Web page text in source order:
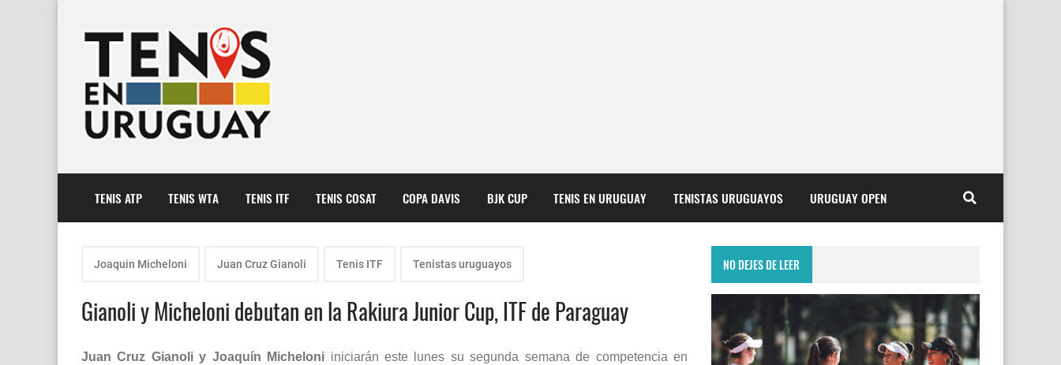
TENIS ATP TENIS WTA TENIS ITF TENIS COSAT COPA DAVIS BJK CUP TENIS EN URUGUAY TENISTAS URUGUAYOS URUGUAY OPEN
Joaquin Micheloni Juan Cruz Gianoli Tenis ITF Tenistas uruguayos
Gianoli y Micheloni debutan en la Rakiura Junior Cup, ITF de Paraguay
Juan Cruz Gianoli y Joaquín Micheloni iniciarán este lunes su segunda semana de competencia en
NO DEJES DE LEER